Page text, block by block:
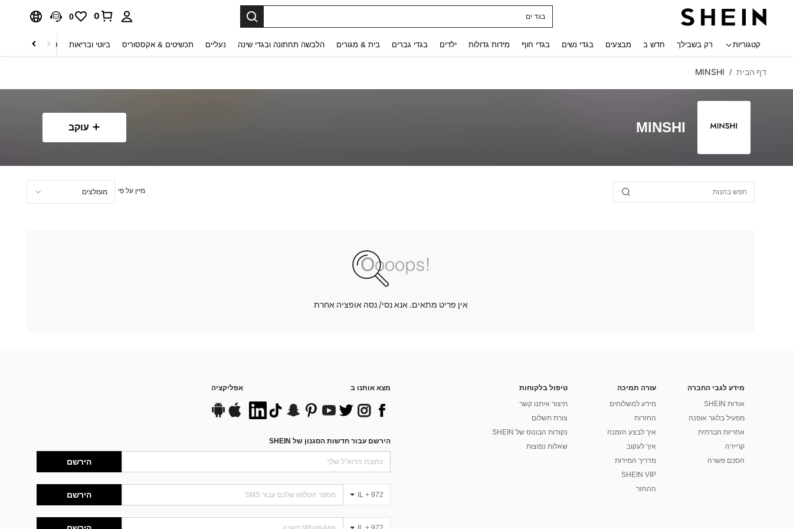
בגד ים
0
0
קטגוריות רק בשבילך חדש ב מבצעים בגדי נשים בגדי חוף מידות גדולות ילדים בגדי גברים בית & מגורים הלבשה תחתונה ובגדי שינה נעליים תכשיטים & אקססוריס ביוטי ובריאות טקסטיל לבית
דף הבית /
MINSHI
MINSHI עוקב
מיין על פי
אין פריט מתאים. אנא נסי/ נסה אופציה אחרת
מידע לגבי החברה
אודות SHEIN
מפעיל בלוגר אופנה
אחריות חברתית
קריירה
הסכם פשרה
עזרה תמיכה
מידע למשלוחים
החזרות
איך לבצע הזמנה
איך לעקוב
מדריך המידות
SHEIN VIP
ההחזר
טיפול בלקוחות
תיצור איתנו קשר
צורת תשלום
נקודות הבונוס של SHEIN
שאלות נפוצות
מצא אותנו ב אפליקציה
הירשם עבור חדשות הסגנון של SHEIN
הירשם
IL + 972 הירשם